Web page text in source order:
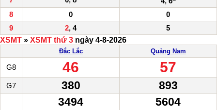
8 0
0
9
2, 4
5
XSMT » XSMT thứ 3 ngày 4-8-2026
Đắc Lắc Quảng Nam
G8 46 57
G7 380 893
3494
5604